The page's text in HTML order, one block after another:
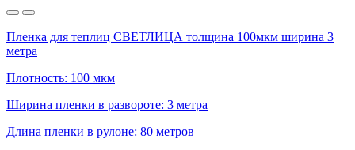
Пленка для теплиц СВЕТЛИЦА толщина 100мкм ширина 3
метра
Плотность: 100 мкм
Ширина пленки в развороте: 3 метра
Длина пленки в рулоне: 80 метров